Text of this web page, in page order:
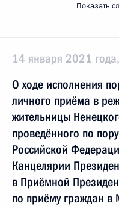
Показать
14 января 2021
О ходе исполнения
личного приёма в
жительницы
проведённого по
Российской
Канцелярии
в Приёмной
по приёму граждан